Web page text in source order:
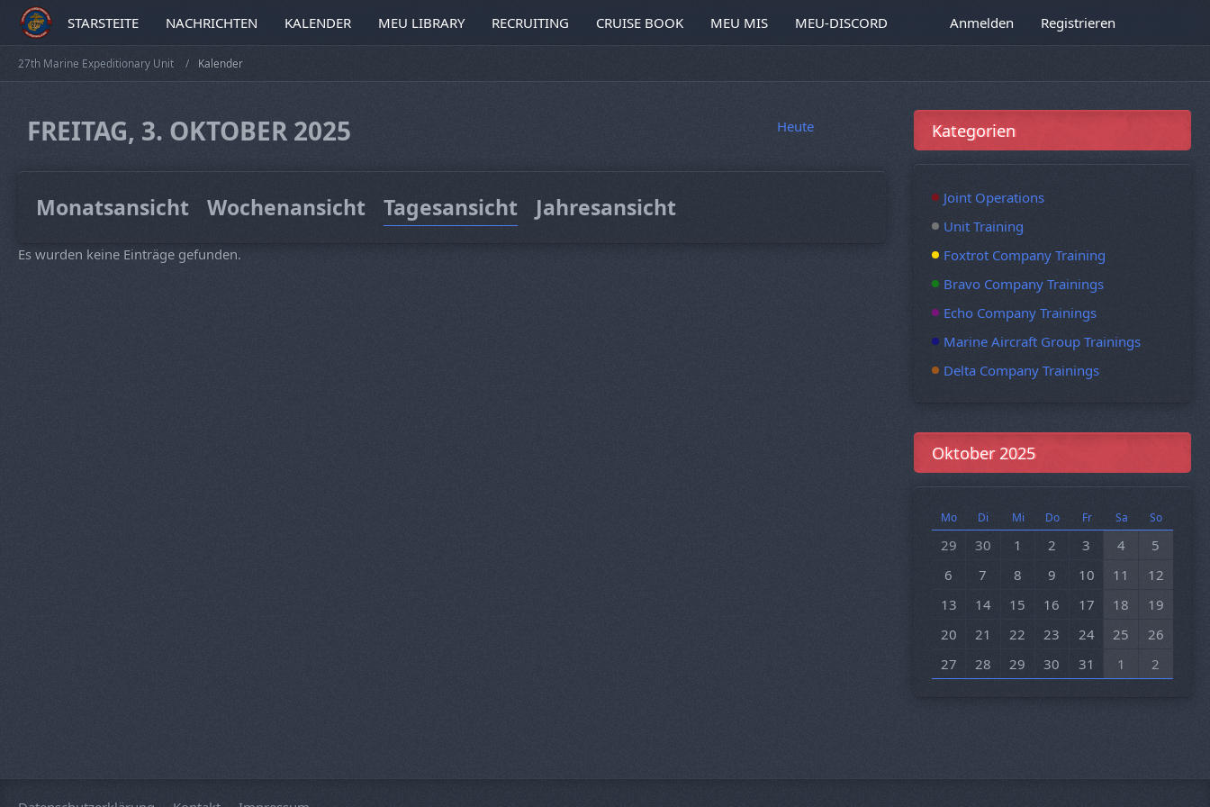
STARSTEITE NACHRICHTEN KALENDER MEU LIBRARY RECRUITING CRUISE BOOK MEU MIS MEU-DISCORD Anmelden Registrieren
27th Marine Expeditionary Unit Kalender
FREITAG, 3. OKTOBER 2025 Heute
Monatsansicht Wochenansicht Tagesansicht Jahresansicht
Es wurden keine Einträge gefunden.
Kategorien
Joint Operations
Unit Training
Foxtrot Company Training
Bravo Company Trainings
Echo Company Trainings
Marine Aircraft Group Trainings
Delta Company Trainings
Oktober 2025
Mo Di Mi Do Fr Sa So
29 30 1 2 3 4
5
6
7 8 9 10 11
12
13
14 15 16 17 18
19
20
21 22 23 24 25
26
27
28 29 30 31 1 2